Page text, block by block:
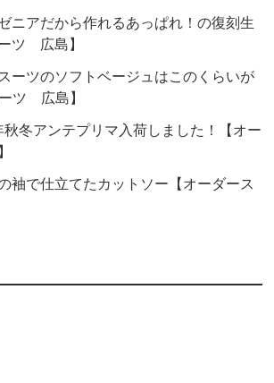
ニアだから作れるあっぱれ！の復刻生
ツ 広島】
ーツのソフトベージュはこのくらいが
ツ 広島】
冬アンテプリマ入荷しました！【オー
袖で仕立てたカットソー【オーダース